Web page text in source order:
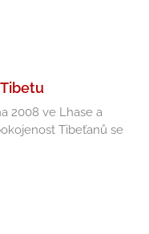
2008 ve Lhase a
Tibeťanů se